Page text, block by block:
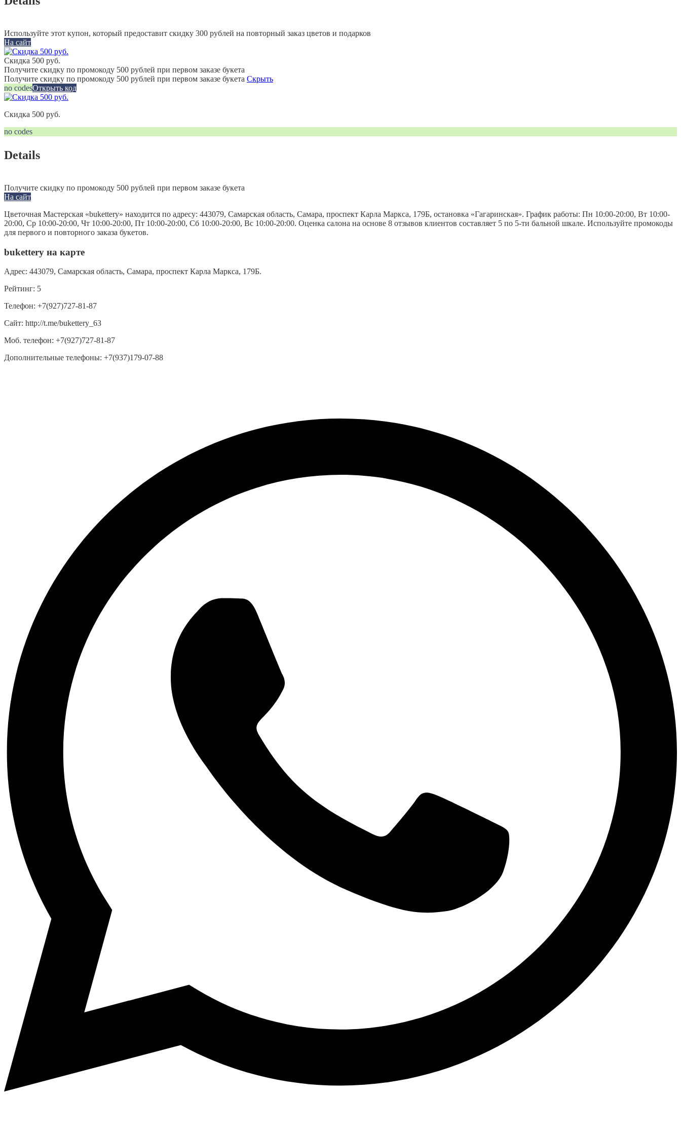
Используйте этот купон, который предоставит скидку 300 рублей на повторный заказ цветов и подарков
На сайт
Скидка 500 руб.
Получите скидку по промокоду 500 рублей при первом заказе букета
Получите скидку по промокоду 500 рублей при первом заказе букета Скрыть
no codesОткрыть код
Скидка 500 руб.
no codes
Details
Получите скидку по промокоду 500 рублей при первом заказе букета
На сайт
Цветочная Мастерская «bukettery» находится по адресу: 443079, Самарская область, Самара, проспект Карла Маркса, 179Б, остановка «Гагаринская». График работы: Пн 10:00-20:00, Вт 10:00-
20:00, Ср 10:00-20:00, Чт 10:00-20:00, Пт 10:00-20:00, Сб 10:00-20:00, Вс 10:00-20:00. Оценка салона на основе 8 отзывов клиентов составляет 5 по 5-ти бальной шкале. Используйте промокоды
для первого и повторного заказа букетов.
bukettery на карте
Адрес: 443079, Самарская область, Самара, проспект Карла Маркса, 179Б.
Рейтинг: 5
Телефон: +7(927)727-81-87
Сайт: http://t.me/bukettery_63
Моб. телефон: +7(927)727-81-87
Дополнительные телефоны: +7(937)179-07-88